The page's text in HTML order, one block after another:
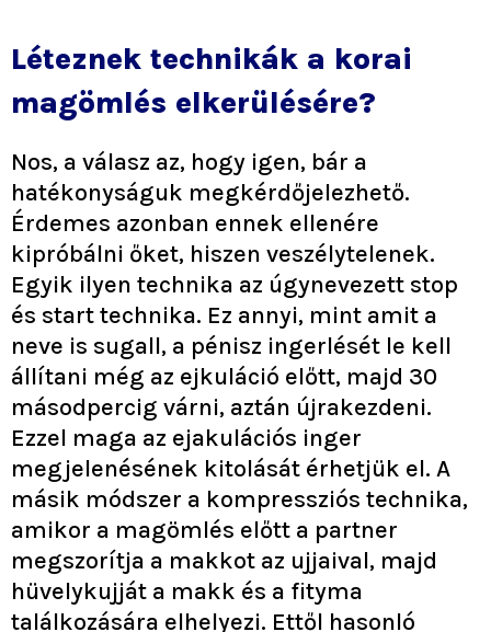
Léteznek technikák a korai
magömlés elkerülésére?
Nos, a válasz az, hogy igen, bár a
hatékonyságuk megkérdőjelezhető.
Érdemes azonban ennek ellenére
kipróbálni őket, hiszen veszélytelenek.
Egyik ilyen technika az úgynevezett stop
és start technika. Ez annyi, mint amit a
neve is sugall, a pénisz ingerlését le kell
állítani még az ejkuláció előtt, majd 30
másodpercig várni, aztán újrakezdeni.
Ezzel maga az ejakulációs inger
megjelenésének kitolását érhetjük el. A
másik módszer a kompressziós technika,
amikor a magömlés előtt a partner
megszorítja a makkot az ujjaival, majd
hüvelykujját a makk és a fityma
találkozására elhelyezi. Ettől hasonló